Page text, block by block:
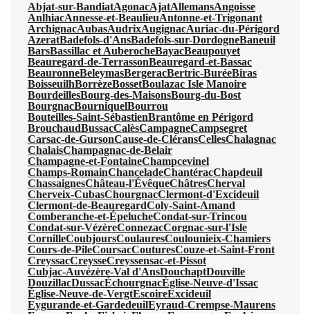
Abjat-sur-BandiatAgonacAjatAllemansAngoisse
AnlhiacAnnesse-et-BeaulieuAntonne-et-Trigonant
ArchignacAubasAudrixAugignacAuriac-du-Périgord
AzeratBadefols-d'AnsBadefols-sur-DordogneBaneuil
BarsBassillac et AuberocheBayacBeaupouyet
Beauregard-de-TerrassonBeauregard-et-Bassac
BeauronneBeleymasBergeracBertric-BuréeBiras
BoisseuilhBorrèzeBossetBoulazac Isle Manoire
BourdeillesBourg-des-MaisonsBourg-du-Bost
BourgnacBourniquelBourrou
Bouteilles-Saint-SébastienBrantôme en Périgord
BrouchaudBussacCalèsCampagneCampsegret
Carsac-de-GursonCause-de-CléransCellesChalagnac
ChalaisChampagnac-de-Belair
Champagne-et-FontaineChampcevinel
Champs-RomainChanceladeChantéracChapdeuil
ChassaignesChâteau-l'ÉvêqueChâtresCherval
Cherveix-CubasChourgnacClermont-d'Excideuil
Clermont-de-BeauregardColy-Saint-Amand
Comberanche-et-ÉpelucheCondat-sur-Trincou
Condat-sur-VézèreConnezacCorgnac-sur-l'Isle
CornilleCoubjoursCoulauresCoulounieix-Chamiers
Cours-de-PileCoursacCouturesCouze-et-Saint-Front
CreyssacCreysseCreyssensac-et-Pissot
Cubjac-Auvézère-Val d'AnsDouchaptDouville
DouzillacDussacÉchourgnacÉglise-Neuve-d'Issac
Église-Neuve-de-VergtEscoireExcideuil
Eygurande-et-GardedeuilEyraud-Crempse-Maurens